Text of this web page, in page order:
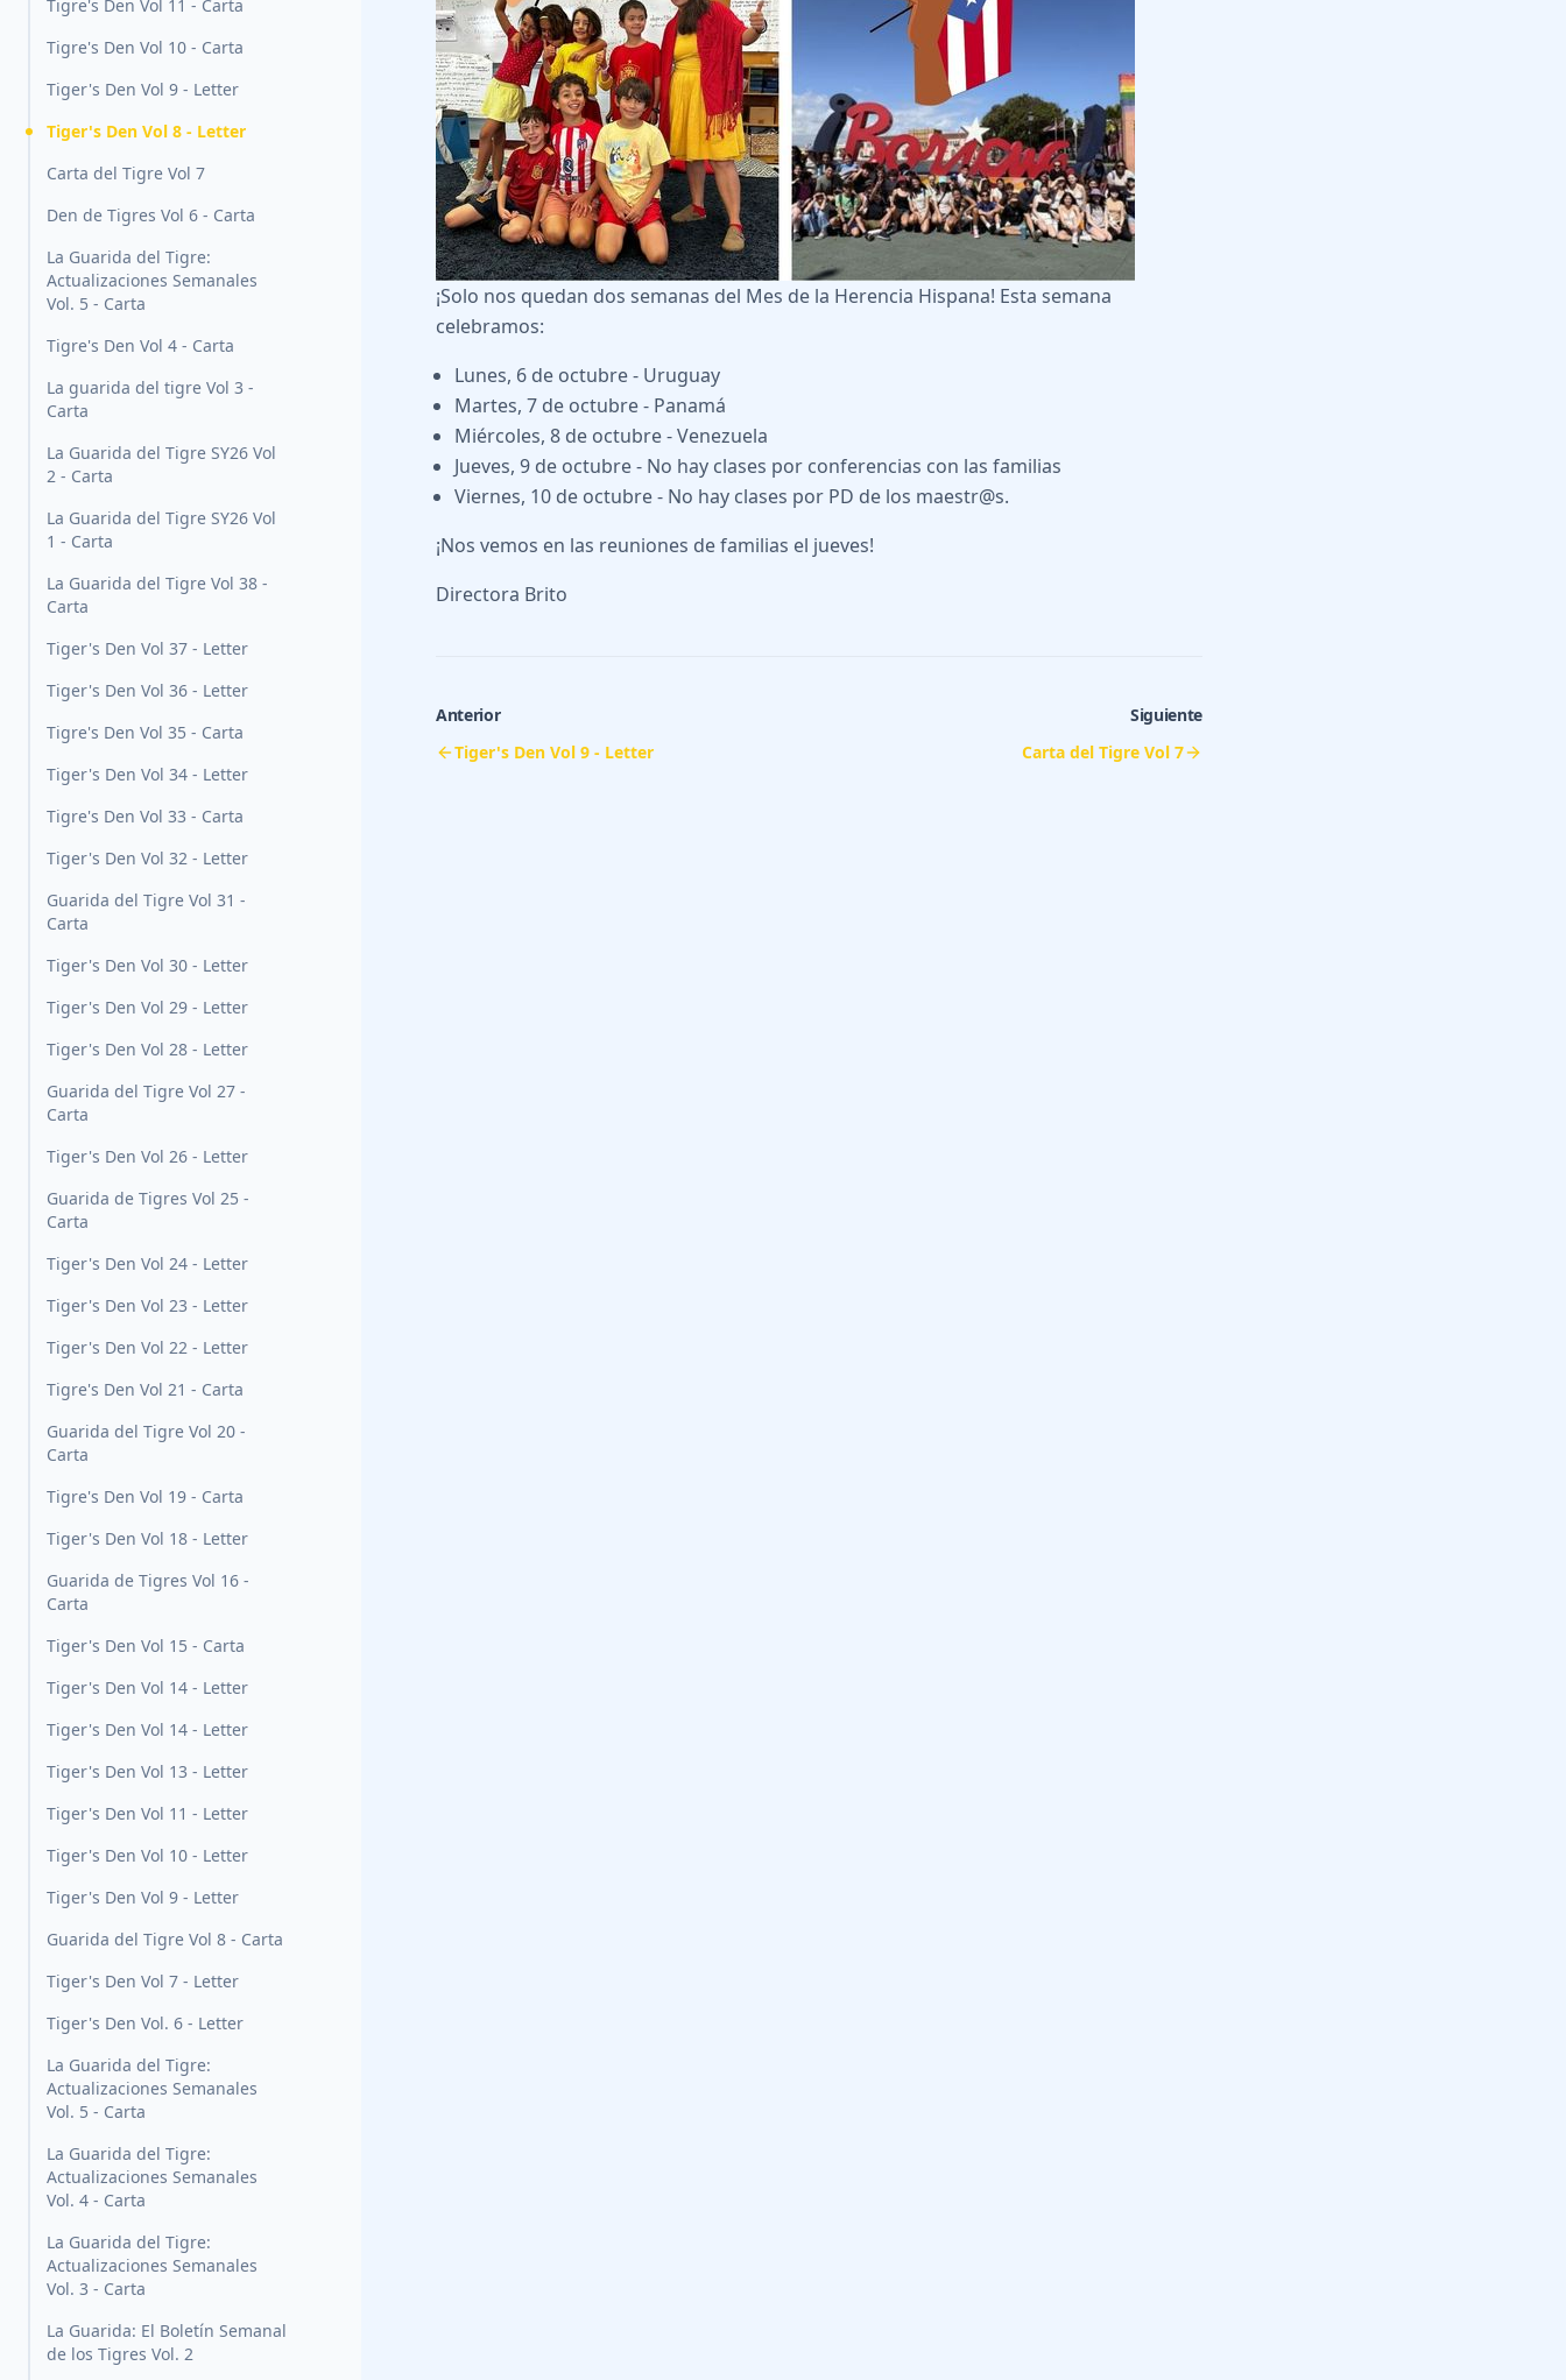
Tigre's Den Vol 11 - Carta
Tigre's Den Vol 10 - Carta
Tiger's Den Vol 9 - Letter
Tiger's Den Vol 8 - Letter
Carta del Tigre Vol 7
Den de Tigres Vol 6 - Carta
La Guarida del Tigre:
Actualizaciones Semanales
Vol. 5 - Carta
Tigre's Den Vol 4 - Carta
La guarida del tigre Vol 3 -
Carta
La Guarida del Tigre SY26 Vol
2 - Carta
La Guarida del Tigre SY26 Vol
1 - Carta
La Guarida del Tigre Vol 38 -
Carta
Tiger's Den Vol 37 - Letter
Tiger's Den Vol 36 - Letter
Tigre's Den Vol 35 - Carta
Tiger's Den Vol 34 - Letter
Tigre's Den Vol 33 - Carta
Tiger's Den Vol 32 - Letter
Guarida del Tigre Vol 31 -
Carta
Tiger's Den Vol 30 - Letter
Tiger's Den Vol 29 - Letter
Tiger's Den Vol 28 - Letter
Guarida del Tigre Vol 27 -
Carta
Tiger's Den Vol 26 - Letter
Guarida de Tigres Vol 25 -
Carta
Tiger's Den Vol 24 - Letter
Tiger's Den Vol 23 - Letter
Tiger's Den Vol 22 - Letter
Tigre's Den Vol 21 - Carta
Guarida del Tigre Vol 20 -
Carta
Tigre's Den Vol 19 - Carta
Tiger's Den Vol 18 - Letter
Guarida de Tigres Vol 16 -
Carta
Tiger's Den Vol 15 - Carta
Tiger's Den Vol 14 - Letter
Tiger's Den Vol 14 - Letter
Tiger's Den Vol 13 - Letter
Tiger's Den Vol 11 - Letter
Tiger's Den Vol 10 - Letter
Tiger's Den Vol 9 - Letter
Guarida del Tigre Vol 8 - Carta
Tiger's Den Vol 7 - Letter
Tiger's Den Vol. 6 - Letter
La Guarida del Tigre:
Actualizaciones Semanales
Vol. 5 - Carta
La Guarida del Tigre:
Actualizaciones Semanales
Vol. 4 - Carta
La Guarida del Tigre:
Actualizaciones Semanales
Vol. 3 - Carta
La Guarida: El Boletín Semanal
de los Tigres Vol. 2
¡Solo nos quedan dos semanas del Mes de la Herencia Hispana! Esta semana
celebramos:
Lunes, 6 de octubre - Uruguay
Martes, 7 de octubre - Panamá
Miércoles, 8 de octubre - Venezuela
Jueves, 9 de octubre - No hay clases por conferencias con las familias
Viernes, 10 de octubre - No hay clases por PD de los maestr@s.
¡Nos vemos en las reuniones de familias el jueves!
Directora Brito
Anterior
Tiger's Den Vol 9 - Letter
Siguiente
Carta del Tigre Vol 7